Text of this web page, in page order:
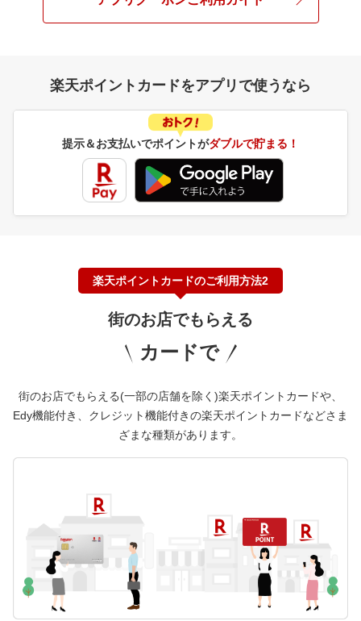
楽天ポイントカードをアプリで使うなら
提示＆お支払いでポイントがダブルで貯まる！
街のお店でもらえる
カードで
楽天ポイントカードのご利用方法2
街のお店でもらえる(一部の店舗を除く)楽天ポイントカードや、
Edy機能付き、クレジット機能付きの楽天ポイントカードなどさま
ざまな種類があります。